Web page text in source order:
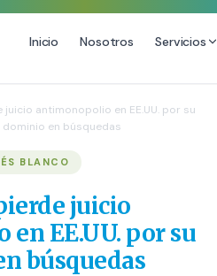
Inicio Nosotros Servicios
Producción de Videos
antimonopolio en EE.UU. por su
dominio en búsquedas
BLANCO
juicio
EE.UU. por su
búsquedas